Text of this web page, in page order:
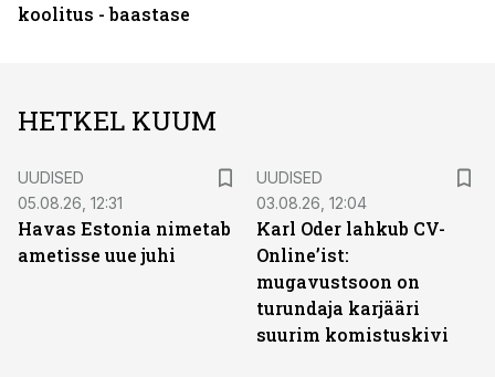
koolitus - baastase
HETKEL KUUM
UUDISED
05.08.26, 12:31
Havas Estonia nimetab
ametisse uue juhi
UUDISED
03.08.26, 12:04
Karl Oder lahkub CV-
Online’ist:
mugavustsoon on
turundaja karjääri
suurim komistuskivi